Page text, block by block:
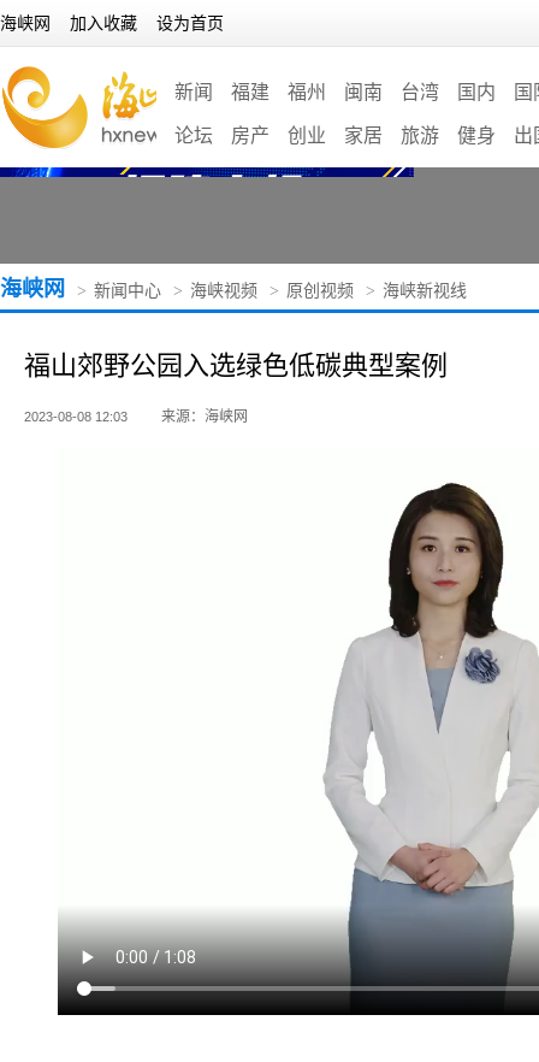
海峡网 加入收藏 设为首页
新闻 福建 福州 闽南 台湾 国内 国
论坛 房产 创业 家居 旅游 健身 出
海峡网 > 新闻中心 > 海峡视频 > 原创视频 > 海峡新视线
福山郊野公园入选绿色低碳典型案例
2023-08-08 12:03 来源：海峡网